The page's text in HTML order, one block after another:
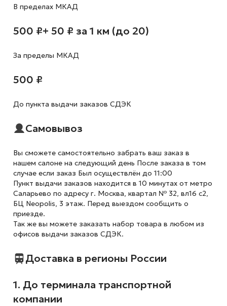
В пределах МКАД
500 ₽+ 50 ₽ за 1 км (до 20)
За пределы МКАД
500 ₽
До пункта выдачи заказов СДЭК
Самовывоз
Вы сможете самостоятельно забрать ваш заказ в
нашем салоне на следующий день После заказа в том
случае если заказ Был осуществлён до 11:00
Пункт выдачи заказов находится в 10 минутах от метро
Саларьево по адресу г. Москва, квартал № 32, вл16 с2,
БЦ Neopolis, 3 этаж. Перед выездом сообщить о
приезде.
Так же вы можете заказать набор товара в любом из
офисов выдачи заказов СДЭК.
Доставка в регионы России
1. До терминала транспортной
компании